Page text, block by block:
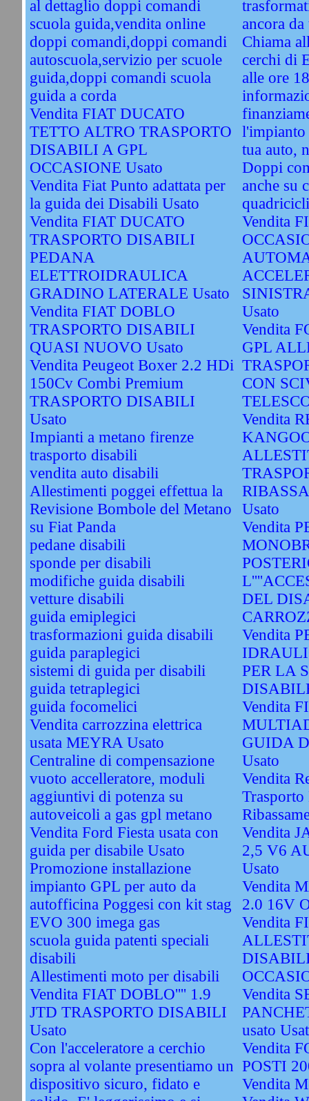
al dettaglio doppi comandi
scuola guida,vendita online
doppi comandi,doppi comandi
autoscuola,servizio per scuole
guida,doppi comandi scuola
guida a corda
Vendita FIAT DUCATO
TETTO ALTRO TRASPORTO
DISABILI A GPL
OCCASIONE Usato
Vendita Fiat Punto adattata per
la guida dei Disabili Usato
Vendita FIAT DUCATO
TRASPORTO DISABILI
PEDANA
ELETTROIDRAULICA
GRADINO LATERALE Usato
Vendita FIAT DOBLO
TRASPORTO DISABILI
QUASI NUOVO Usato
Vendita Peugeot Boxer 2.2 HDi
150Cv Combi Premium
TRASPORTO DISABILI
Usato
Impianti a metano firenze
trasporto disabili
vendita auto disabili
Allestimenti poggei effettua la
Revisione Bombole del Metano
su Fiat Panda
pedane disabili
sponde per disabili
modifiche guida disabili
vetture disabili
guida emiplegici
trasformazioni guida disabili
guida paraplegici
sistemi di guida per disabili
guida tetraplegici
guida focomelici
Vendita carrozzina elettrica
usata MEYRA Usato
Centraline di compensazione
vuoto accelleratore, moduli
aggiuntivi di potenza su
autoveicoli a gas gpl metano
Vendita Ford Fiesta usata con
guida per disabile Usato
Promozione installazione
impianto GPL per auto da
autofficina Poggesi con kit stag
EVO 300 imega gas
scuola guida patenti speciali
disabili
Allestimenti moto per disabili
Vendita FIAT DOBLO'''' 1.9
JTD TRASPORTO DISABILI
Usato
Con l'acceleratore a cerchio
sopra al volante presentiamo un
dispositivo sicuro, fidato e
ancora
Chiama
cerchi di
alle ore
l'impianto
tua auto,
Doppi
anche su
Vendita
Usato
Vendita
GPL
CON
Vendita
Usato
Vendita
DEL
Vendita
PER LA
Vendita
GUIDA
Usato
Vendita
Vendita
2,5 V6
Usato
Vendita
2.0 16V
Vendita
Vendita
usato
Vendita
POSTI
Vendita